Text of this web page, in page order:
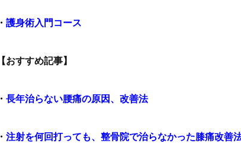
・ 護身術入門コース
【おすすめ記事】
・ 長年治らない腰痛の原因、改善法
・ 注射を何回打っても、整骨院で治らなかった膝痛改善